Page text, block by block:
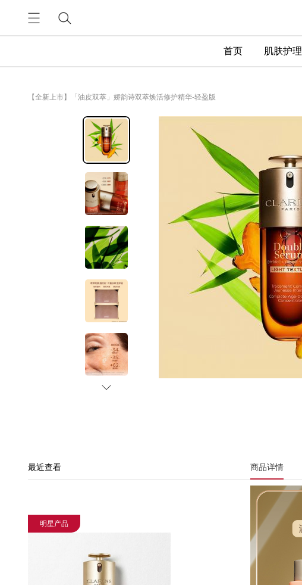
首页 肌肤护理
【全新上市】「油皮双萃」娇韵诗双萃焕活修护精华-轻盈版
最近查看
明星产品
商品详情